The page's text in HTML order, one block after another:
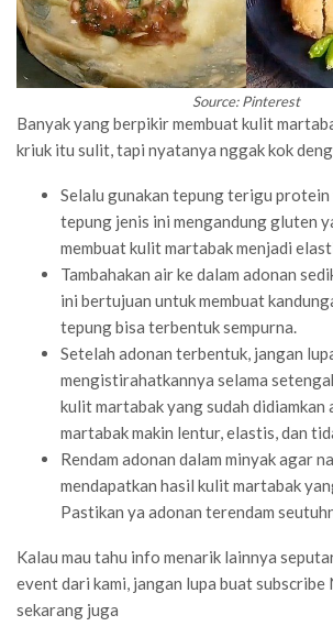
Source: Pinterest
Banyak yang berpikir membuat kulit
kriuk itu sulit, tapi nyatanya nggak kok
Selalu gunakan tepung terigu
tepung jenis ini mengandung gluten
membuat kulit martabak menjadi
Tambahakan air ke dalam adonan
ini bertujuan untuk membuat
tepung bisa terbentuk sempurna.
Setelah adonan terbentuk, jangan
mengistirahatkannya selama
kulit martabak yang sudah didiamkan
martabak makin lentur, elastis, dan
Rendam adonan dalam minyak agar
mendapatkan hasil kulit martabak
Pastikan ya adonan terendam
Kalau mau tahu info menarik lainnya
event dari kami, jangan lupa buat subscribe
sekarang juga